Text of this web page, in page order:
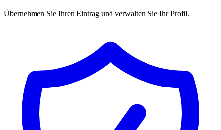
Übernehmen Sie Ihren Eintrag und verwalten Sie Ihr Profil.